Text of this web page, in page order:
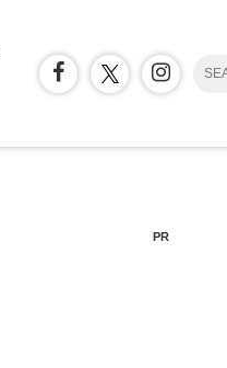
PR